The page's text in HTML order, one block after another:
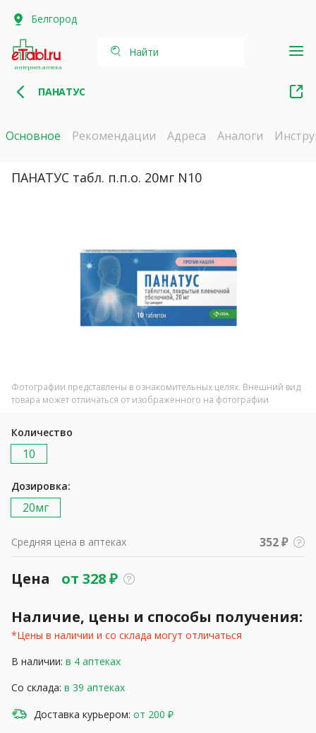
Белгород
интернет-аптека
Найти
ПАНАТУС
Основное Рекомендации Адреса Аналоги
ПАНАТУС табл. п.п.о. 20мг N10
Фотографии представлены в ознакомительных целях. Внешний вид
товара может отличаться от изображенного на фотографии
Количество
10
Дозировка:
20мг
Средняя цена в аптеках 352 ₽
Цена от 328₽
Наличие, цены и способы получения:
*Цены в наличии и со склада могут отличаться
В наличии: в 4 аптеках
Со склада: в 39 аптеках
Доставка курьером: от 200 ₽